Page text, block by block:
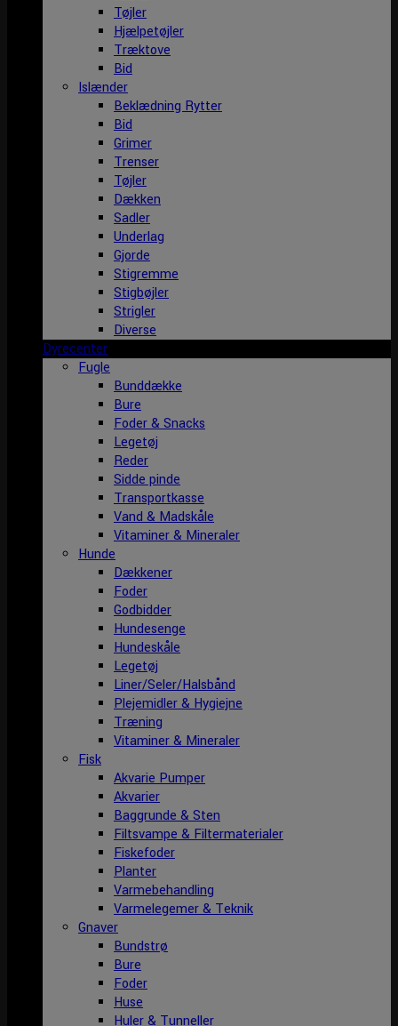
Tøjler
Hjælpetøjler
Træktove
Bid
Islænder
Beklædning Rytter
Bid
Grimer
Trenser
Tøjler
Dækken
Sadler
Underlag
Gjorde
Stigremme
Stigbøjler
Strigler
Diverse
Dyrecenter
Fugle
Bunddække
Bure
Foder & Snacks
Legetøj
Reder
Sidde pinde
Transportkasse
Vand & Madskåle
Vitaminer & Mineraler
Hunde
Dækkener
Foder
Godbidder
Hundesenge
Hundeskåle
Legetøj
Liner/Seler/Halsbånd
Plejemidler & Hygiejne
Træning
Vitaminer & Mineraler
Fisk
Akvarie Pumper
Akvarier
Baggrunde & Sten
Filtsvampe & Filtermaterialer
Fiskefoder
Planter
Varmebehandling
Varmelegemer & Teknik
Gnaver
Bundstrø
Bure
Foder
Huse
Huler & Tunneller